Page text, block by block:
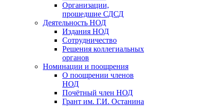
Организации,
прошедшие СДСД
Деятельность НОД
Издания НОД
Сотрудничество
Решения коллегиальных
органов
Номинации и поощрения
О поощрении членов
НОД
Почётный член НОД
Грант им. Г.И. Останина